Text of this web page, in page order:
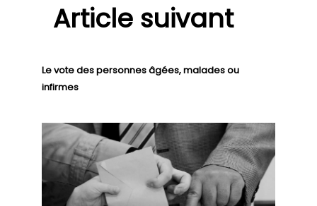
Article suivant
Le vote des personnes âgées, malades ou
infirmes